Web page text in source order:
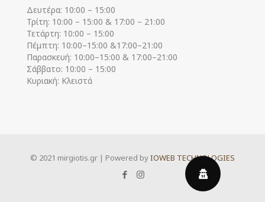
Δευτέρα: 10:00 – 15:00
Τρίτη: 10:00 – 15:00 & 17:00 – 21:00
Τετάρτη: 10:00 – 15:00
Πέμπτη: 10:00–15:00 &17:00–21:00
Παρασκευή: 10:00–15:00 & 17:00–21:00
Σάββατο: 10:00 – 15:00
Κυριακή: Κλειστά
© 2021 mirgiotis.gr | Powered byIOWEB TECHNOLOGIES